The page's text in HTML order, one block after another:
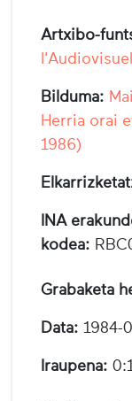
Artxibo-
Bilduma:
Herria orai
1986)
INA
kodea:
Grabaketa
Data: 1984-
Iraupena: